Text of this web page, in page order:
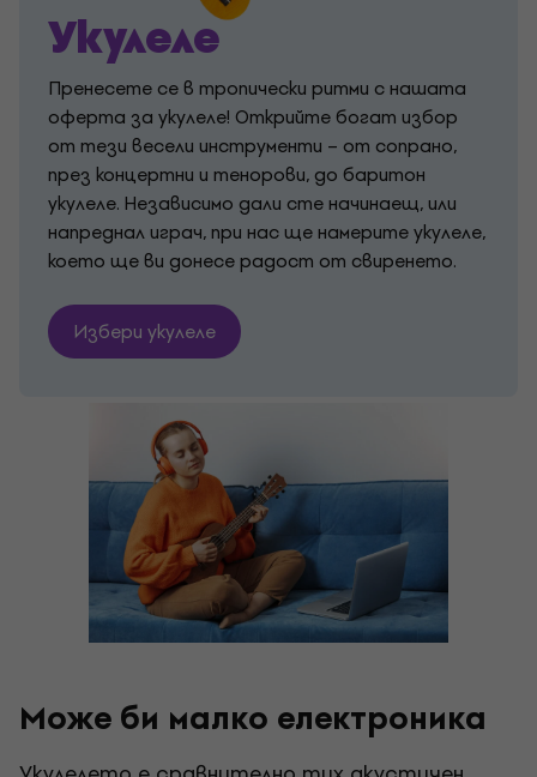
Укулеле
Пренесете се в тропически ритми с нашата
оферта за укулеле! Открийте богат избор
от тези весели инструменти – от сопрано,
през концертни и тенорови, до баритон
укулеле. Независимо дали сте начинаещ, или
напреднал играч, при нас ще намерите укулеле,
което ще ви донесе радост от свиренето.
Избери укулеле
Може би малко електроника